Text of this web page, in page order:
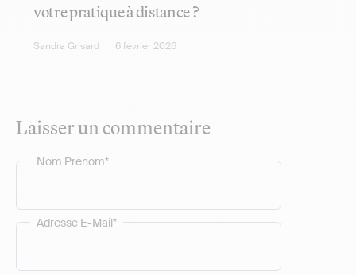
votre pratique à distance ?
Sandra Grisard 6 février 2026
Laisser un commentaire
Nom Prénom*
Adresse E-Mail*